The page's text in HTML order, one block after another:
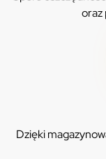
oraz
Dzięki